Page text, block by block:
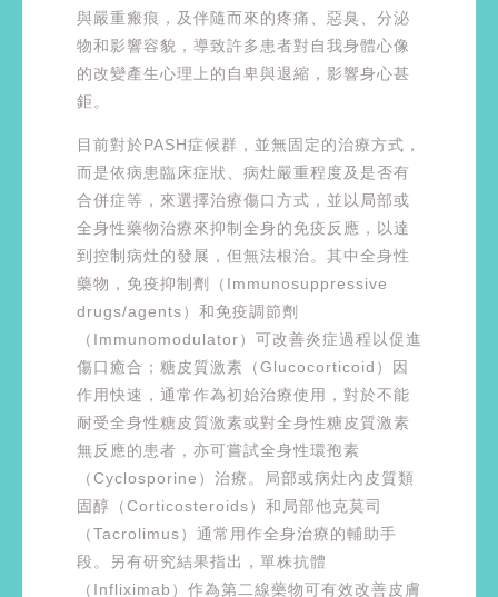
與嚴重瘢痕，及伴隨而來的疼痛、惡臭、分泌
物和影響容貌，導致許多患者對自我身體心像
的改變產生心理上的自卑與退縮，影響身心甚
鉅。
目前對於PASH症候群，並無固定的治療方式，
而是依病患臨床症狀、病灶嚴重程度及是否有
合併症等，來選擇治療傷口方式，並以局部或
全身性藥物治療來抑制全身的免疫反應，以達
到控制病灶的發展，但無法根治。其中全身性
藥物，免疫抑制劑（Immunosuppressive
drugs/agents）和免疫調節劑
（Immunomodulator）可改善炎症過程以促進
傷口癒合；糖皮質激素（Glucocorticoid）因
作用快速，通常作為初始治療使用，對於不能
耐受全身性糖皮質激素或對全身性糖皮質激素
無反應的患者，亦可嘗試全身性環孢素
（Cyclosporine）治療。局部或病灶內皮質類
固醇（Corticosteroids）和局部他克莫司
（Tacrolimus）通常用作全身治療的輔助手
段。另有研究結果指出，單株抗體
（Infliximab）作為第二線藥物可有效改善皮膚